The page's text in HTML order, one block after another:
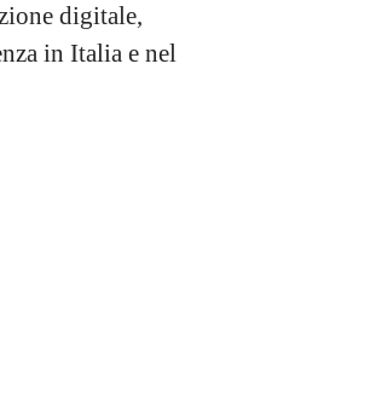
digitale,
in Italia e nel